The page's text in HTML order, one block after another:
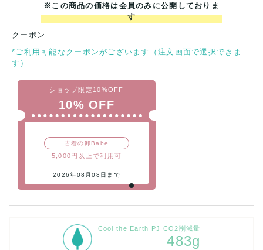
※この商品の価格は会員のみに公開しておりま
す
クーポン
*ご利用可能なクーポンがございます（注文画面で選択できま
す）
ショップ限定10%OFF
10% OFF
古着の卸Babe
5,000円以上で利用可
2026年08月08日まで
Cool the Earth PJ CO2削減量
483g